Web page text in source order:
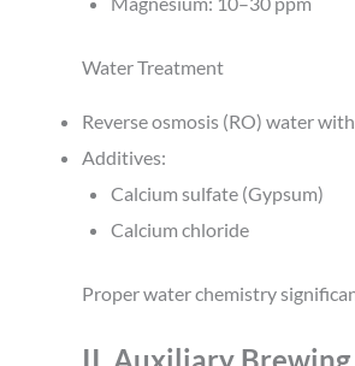
Water Treatment
Reverse osmosis (RO) water
Additives:
Calcium sulfate (Gypsum)
Calcium chloride
Proper water chemistry